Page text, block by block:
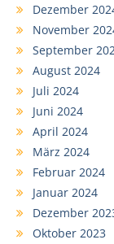
Dezember
November
September
August 2024
Juli 2024
Juni 2024
April 2024
März 2024
Februar 2024
Januar 2024
Dezember
Oktober 2023